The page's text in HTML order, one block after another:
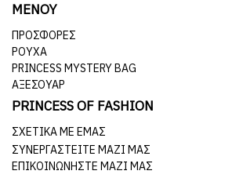
ΜΕΝΟΥ
ΠΡΟΣΦΟΡΕΣ
ΡΟΥΧΑ
PRINCESS MYSTERY BAG
ΑΞΕΣΟΥΑΡ
PRINCESS OF FASHION
ΣΧΕΤΙΚΆ ΜΕ ΕΜΆΣ
ΣΥΝΕΡΓΑΣΤΕΊΤΕ ΜΑΖΊ ΜΑΣ
ΕΠΙΚΟΙΝΩΝΉΣΤΕ ΜΑΖΊ ΜΑΣ